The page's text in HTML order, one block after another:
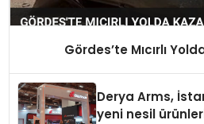
Gördes’te Mıcırlı
Derya Arms,
yeni nesil